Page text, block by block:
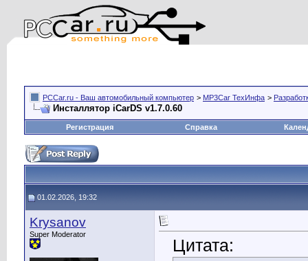
PCCar.ru - Ваш автомобильный компьютер > MP3Car ТехИнфа >
Инсталлятор iCarDS v1.7.0.60
Регистрация Справка
01.02.2026, 19:32
Krysanov
Super Moderator
Цитата: